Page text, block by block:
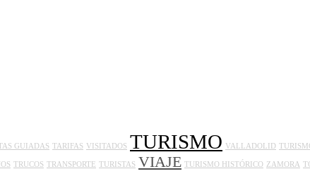
GUIADAS TARIFAS VISITADOS TURISMO VALLADOLID
TRUCOS TRANSPORTE TURISTAS VIAJE TURISMO HISTÓRICO ZAMORA